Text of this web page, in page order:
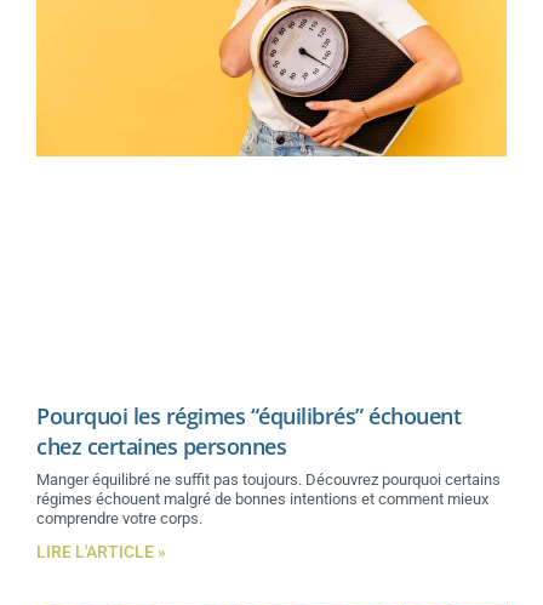
Pourquoi les régimes “équilibrés” échouent
chez certaines personnes
Manger équilibré ne suffit pas toujours. Découvrez pourquoi certains
régimes échouent malgré de bonnes intentions et comment mieux
comprendre votre corps.
LIRE L'ARTICLE »